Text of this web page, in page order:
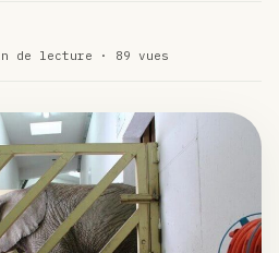
de Marrakech
un traitement efficace
à base de chanvre
de lecture · 89 vues